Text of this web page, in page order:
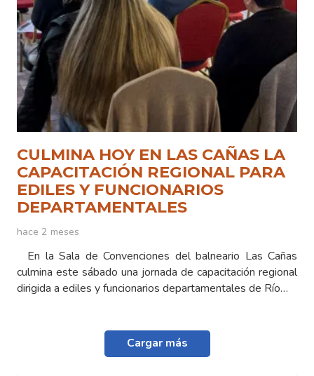
CULMINA HOY EN LAS CAÑAS LA
CAPACITACIÓN REGIONAL PARA
EDILES Y FUNCIONARIOS
DEPARTAMENTALES
hace 2 meses
En la Sala de Convenciones del balneario Las Cañas
culmina este sábado una jornada de capacitación regional
dirigida a ediles y funcionarios departamentales de Río…
Cargar más